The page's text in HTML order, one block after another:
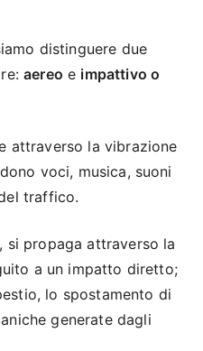
distinguere due
aereo e impattivo o
attraverso la vibrazione
voci, musica, suoni
traffico.
si propaga attraverso la
a un impatto diretto;
lo spostamento di
generate dagli